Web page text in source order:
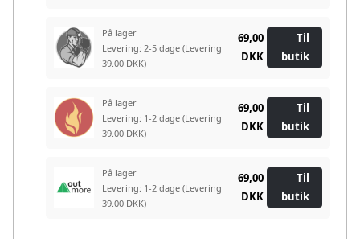
På lager
Levering: 2-5 dage (Levering
39.00 DKK)
69,00
DKK
Til
butik
På lager
Levering: 1-2 dage (Levering
39.00 DKK)
69,00
DKK
Til
butik
På lager
Levering: 1-2 dage (Levering
39.00 DKK)
69,00
DKK
Til
butik